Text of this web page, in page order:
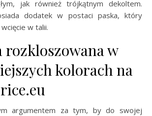
jak również trójkątnym dekoltem.
dodatek w postaci paska, który
w talii.
rozkloszowana w
kolorach na
argumentem za tym, by do swojej